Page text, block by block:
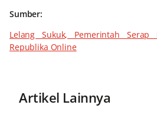
Sumber:
Lelang Sukuk, Pemerintah
Republika Online
Artikel Lainnya